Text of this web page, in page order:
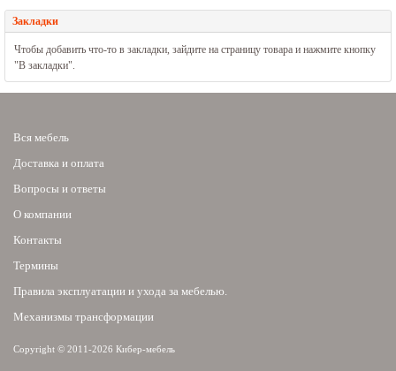
Закладки
Чтобы добавить что-то в закладки, зайдите на страницу товара и нажмите кнопку
"В закладки".
Вся мебель
Доставка и оплата
Вопросы и ответы
О компании
Контакты
Термины
Правила эксплуатации и ухода за мебелью.
Механизмы трансформации
Copyright © 2011-2026 Кибер-мебель